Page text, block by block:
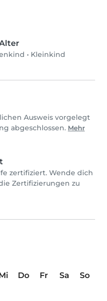
• Kleinkind
Ausweis vorgelegt
abgeschlossen. Mehr
zertifiziert. Wende dich
Zertifizierungen zu
Do Fr Sa
So